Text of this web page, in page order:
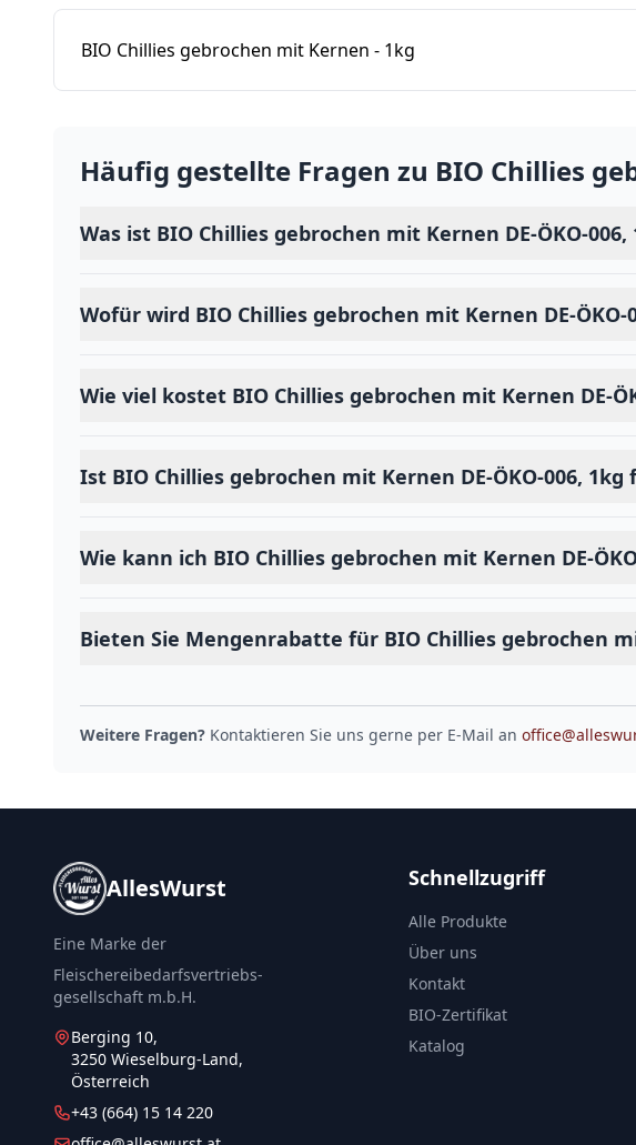
BIO Chillies gebrochen mit Kernen - 1kg
Häufig gestellte Fragen zu BIO Chillies
Was ist BIO Chillies gebrochen mit Kernen DE-ÖKO-006,
Wofür wird BIO Chillies gebrochen mit Kernen DE-ÖKO-
Wie viel kostet BIO Chillies gebrochen mit Kernen DE-
Ist BIO Chillies gebrochen mit Kernen DE-ÖKO-006,
Wie kann ich BIO Chillies gebrochen mit Kernen DE-
Bieten Sie Mengenrabatte für BIO Chillies gebrochen
Weitere Fragen? Kontaktieren Sie uns gerne per E-Mail an
AllesWurst
Eine Marke der
Fleischereibedarfsvertriebs-
gesellschaft m.b.H.
Berging 10,
3250 Wieselburg-Land,
Österreich
+43 (664) 15 14 220
Schnellzugriff
Alle Produkte
Über uns
Kontakt
BIO-Zertifikat
Katalog